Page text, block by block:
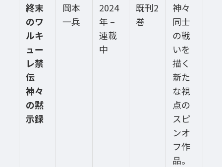
終末
のワ
ルキ
ュー
レ禁
伝
神々
の黙
示録
岡本
一兵
2024
年 –
連載
中
既刊2
巻
神々
同士
の戦
いを
描く
新た
な視
点の
スピ
ンオ
フ作
品。